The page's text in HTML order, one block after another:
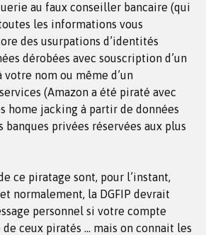
au faux conseiller bancaire (qui
les informations vous
des usurpations d’identités
dérobées avec souscription d’un
nom ou même d’un
(Amazon a été piraté avec
home jacking à partir de données
privées réservées aux plus
ce piratage sont, pour l’instant,
normalement, la DGFIP devrait
personnel si votre compte
ceux piratés … mais on connait les